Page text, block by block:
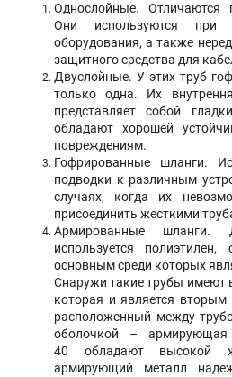
Однослойные. Отличаются
Они используются при
оборудования, а также
защитного средства для
Двуслойные. У этих труб
только одна. Их
представляет собой
обладают хорошей
повреждениям.
Гофрированные шланги.
подводки к различным
случаях, когда их
присоединить жесткими
Армированные шланги.
используется
основным среди которых
Снаружи такие трубы имеют
которая и является
расположенный между
оболочкой –
40 обладают высокой
армирующий металл